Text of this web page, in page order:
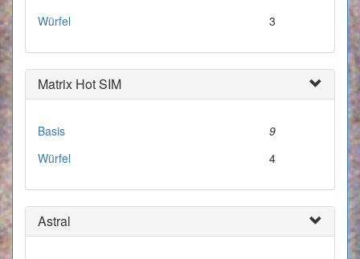
Würfel
3
Matrix Hot SIM
Basis
9
Würfel
4
Astral